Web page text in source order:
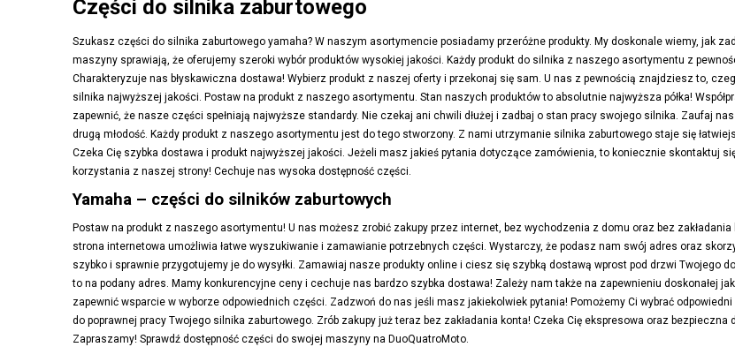
Części do silnika zaburtowego
Szukasz części do silnika zaburtowego yamaha? W naszym asortymencie posiadamy przeróżne produkty. My doskonale wiemy, jak
maszyny sprawiają, że oferujemy szeroki wybór produktów wysokiej jakości. Każdy produkt do silnika z naszego asortymentu z
Charakteryzuje nas błyskawiczna dostawa! Wybierz produkt z naszej oferty i przekonaj się sam. U nas z pewnością znajdziesz to,
silnika najwyższej jakości. Postaw na produkt z naszego asortymentu. Stan naszych produktów to absolutnie najwyższa półka!
zapewnić, że nasze części spełniają najwyższe standardy. Nie czekaj ani chwili dłużej i zadbaj o stan pracy swojego silnika. Zaufaj
drugą młodość. Każdy produkt z naszego asortymentu jest do tego stworzony. Z nami utrzymanie silnika zaburtowego staje się
Czeka Cię szybka dostawa i produkt najwyższej jakości. Jeżeli masz jakieś pytania dotyczące zamówienia, to koniecznie skontaktuj
korzystania z naszej strony! Cechuje nas wysoka dostępność części.
Yamaha – części do silników zaburtowych
Postaw na produkt z naszego asortymentu! U nas możesz zrobić zakupy przez internet, bez wychodzenia z domu oraz bez
strona internetowa umożliwia łatwe wyszukiwanie i zamawianie potrzebnych części. Wystarczy, że podasz nam swój adres oraz
szybko i sprawnie przygotujemy je do wysyłki. Zamawiaj nasze produkty online i ciesz się szybką dostawą wprost pod drzwi Twojego
to na podany adres. Mamy konkurencyjne ceny i cechuje nas bardzo szybka dostawa! Zależy nam także na zapewnieniu doskonałej
zapewnić wsparcie w wyborze odpowiednich części. Zadzwoń do nas jeśli masz jakiekolwiek pytania! Pomożemy Ci wybrać
do poprawnej pracy Twojego silnika zaburtowego. Zrób zakupy już teraz bez zakładania konta! Czeka Cię ekspresowa oraz
Zapraszamy! Sprawdź dostępność części do swojej maszyny na DuoQuatroMoto.